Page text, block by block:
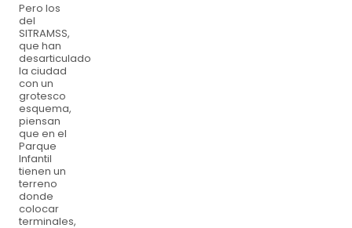
Pero los
del
SITRAMSS,
que han
desarticulado
la ciudad
con un
grotesco
esquema,
piensan
que en el
Parque
Infantil
tienen un
terreno
donde
colocar
terminales,